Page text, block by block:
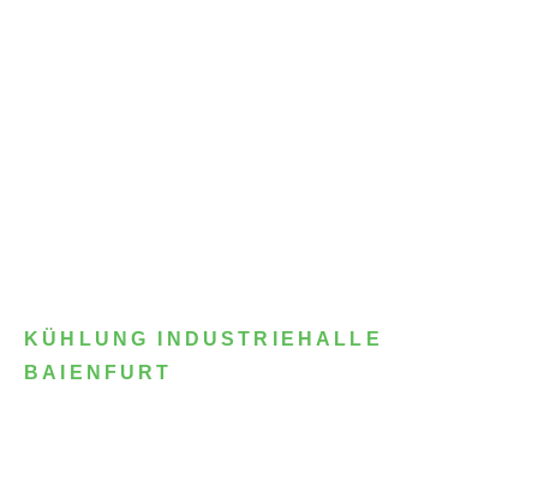
KÜHLUNG INDUSTRIEHALLE
BAIENFURT